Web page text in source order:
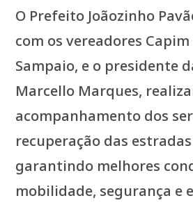
​O Prefeito Joãozinho
com os vereadores Capim
Sampaio, e o presidente
Marcello Marques,
acompanhamento dos
recuperação das
garantindo melhores
mobilidade, segurança e